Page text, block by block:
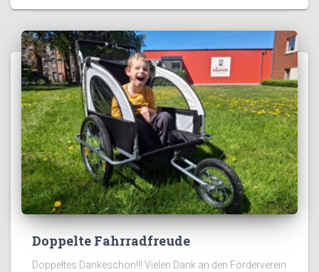
Doppelte Fahrradfreude
Doppeltes Dankeschön!!! Vielen Dank an den Förderverein